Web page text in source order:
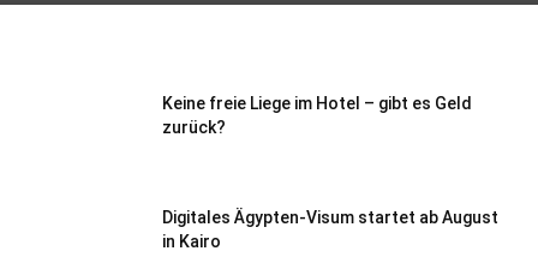
Keine freie Liege im Hotel – gibt es Geld
zurück?
Digitales Ägypten-Visum startet ab August
in Kairo